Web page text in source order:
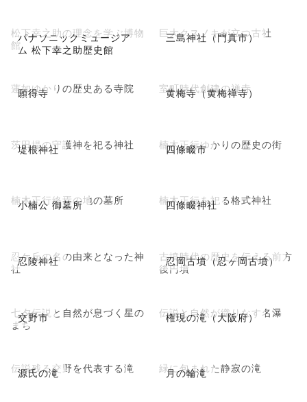
パナソニックミュージア
ム 松下幸之助歴史館
松下幸之助の理念を学ぶ博物
館
三島神社（門真市）
巨大クスノキが立つ古社
願得寺
蓮如ゆかりの歴史ある寺院 黄梅寺（黄梅禅寺）
室町時代創建の禅寺
堤根神社
茨田堤の守護神を祀る神社 四條畷市
楠木正行ゆかりの歴史の街
小楠公 御墓所
楠木正行終焉の地の墓所 四條畷神社
楠木正行を祀る格式神社
忍陵神社
忍ケ丘の名の由来となった神
社
忍岡古墳（忍ヶ岡古墳）
古墳時代の歴史を伝える前方
後円墳
交野市
七夕伝説と自然が息づく星の
まち
権現の滝（大阪府）
伝説と自然が織りなす名瀑
源氏の滝
伝説残る交野を代表する滝 月の輪滝
緑に包まれた静寂の滝